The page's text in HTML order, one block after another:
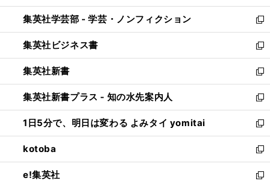
開
く
ウ
で
開
く
ン
ド
ウ
で
開
く
ウ
ィ
ン
ド
ウ
で
開
く
集英社学芸部 - 学芸・ノンフィクション
新
し
い
ウ
ィ
ン
ド
ウ
で
開
く
集英社ビジネス書
新
し
い
ウ
ィ
ン
ド
ウ
で
開
く
集英社新書
新
し
い
ウ
ィ
ン
ド
ウ
で
集英社新書プラス - 知の水先案内人
新
し
い
ウ
ィ
ン
ド
1日5分で、明日は変わる よみタイ yomitai
新
し
い
ウ
ィ
kotoba
新
し
い
e!集英社
新